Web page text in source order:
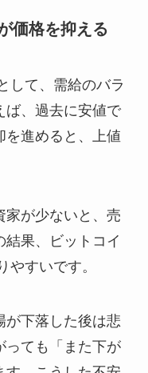
価格を抑える
して、需給のバラ
ば、過去に安値で
を進めると、上値
家が少ないと、売
結果、ビットコイ
やすいです。
が下落した後は悲
っても「また下が